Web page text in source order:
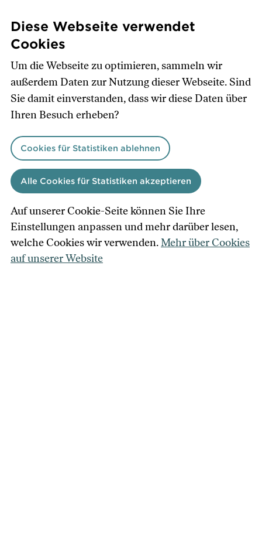
zum
Inhalt
Diese Webseite verwendet
Cookies
Um die Webseite zu optimieren, sammeln wir
außerdem Daten zur Nutzung dieser Webseite. Sind
Sie damit einverstanden, dass wir diese Daten über
Ihren Besuch erheben?
Cookies für Statistiken ablehnen
Alle Cookies für Statistiken akzeptieren
Auf unserer Cookie-Seite können Sie Ihre
Einstellungen anpassen und mehr darüber lesen,
welche Cookies wir verwenden.Mehr über Cookies
auf unserer Website